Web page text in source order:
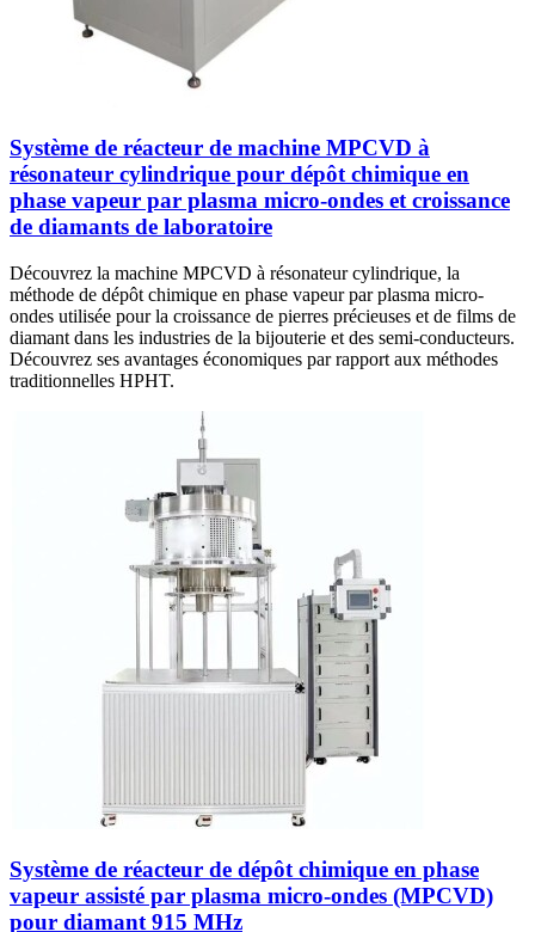
Système de réacteur de machine MPCVD à
résonateur cylindrique pour dépôt chimique en
phase vapeur par plasma micro-ondes et croissance
de diamants de laboratoire
Découvrez la machine MPCVD à résonateur cylindrique, la
méthode de dépôt chimique en phase vapeur par plasma micro-
ondes utilisée pour la croissance de pierres précieuses et de films de
diamant dans les industries de la bijouterie et des semi-conducteurs.
Découvrez ses avantages économiques par rapport aux méthodes
traditionnelles HPHT.
Système de réacteur de dépôt chimique en phase
vapeur assisté par plasma micro-ondes (MPCVD)
pour diamant 915 MHz